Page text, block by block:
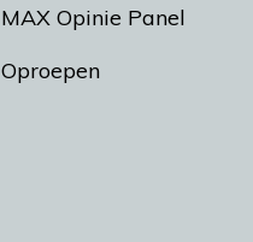
MAX Opinie Panel
Oproepen